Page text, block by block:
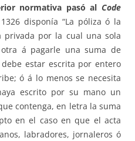
normativa pasó al Code
disponía “La póliza ó la
privada por la cual una sola
á pagarle una suma de
estar escrita por entero
ó á lo menos se necesita
escrito por su mano un
contenga, en letra la suma
en el caso en que el acta
labradores, jornaleros ó